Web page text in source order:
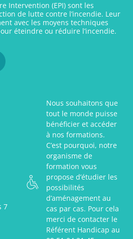
Intervention (EPI) sont les
de lutte contre l’incendie. Leur
avec les moyens techniques
éteindre ou réduire l’incendie.
7
Nous souhaitons que
tout le monde puisse
bénéficier et accéder
à nos formations.
C’est pourquoi, notre
organisme de
formation vous
propose d’étudier les
possibilités
d’aménagement au
cas par cas. Pour cela
merci de contacter le
Référent Handicap au